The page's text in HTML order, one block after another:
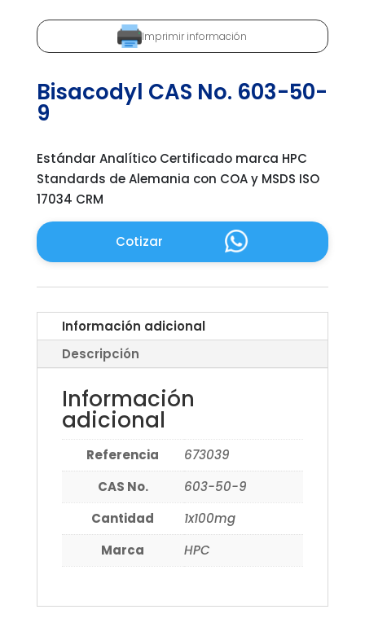
Imprimir información
Bisacodyl CAS No. 603-50-
9
Estándar Analítico Certificado marca HPC
Standards de Alemania con COA y MSDS ISO
17034 CRM
Cotizar
Información adicional
Descripción
Información
adicional
Referencia
673039
CAS No.
603-50-9
Cantidad
1x100mg
Marca
HPC